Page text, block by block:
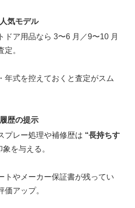
気モデル
ドア用品なら 3〜6 月／9〜10 月
定。
年式を控えておくと査定がスム
歴の提示
プレー処理や補修歴は “長持ちす
象を与える。
トやメーカー保証書が残ってい
価アップ。